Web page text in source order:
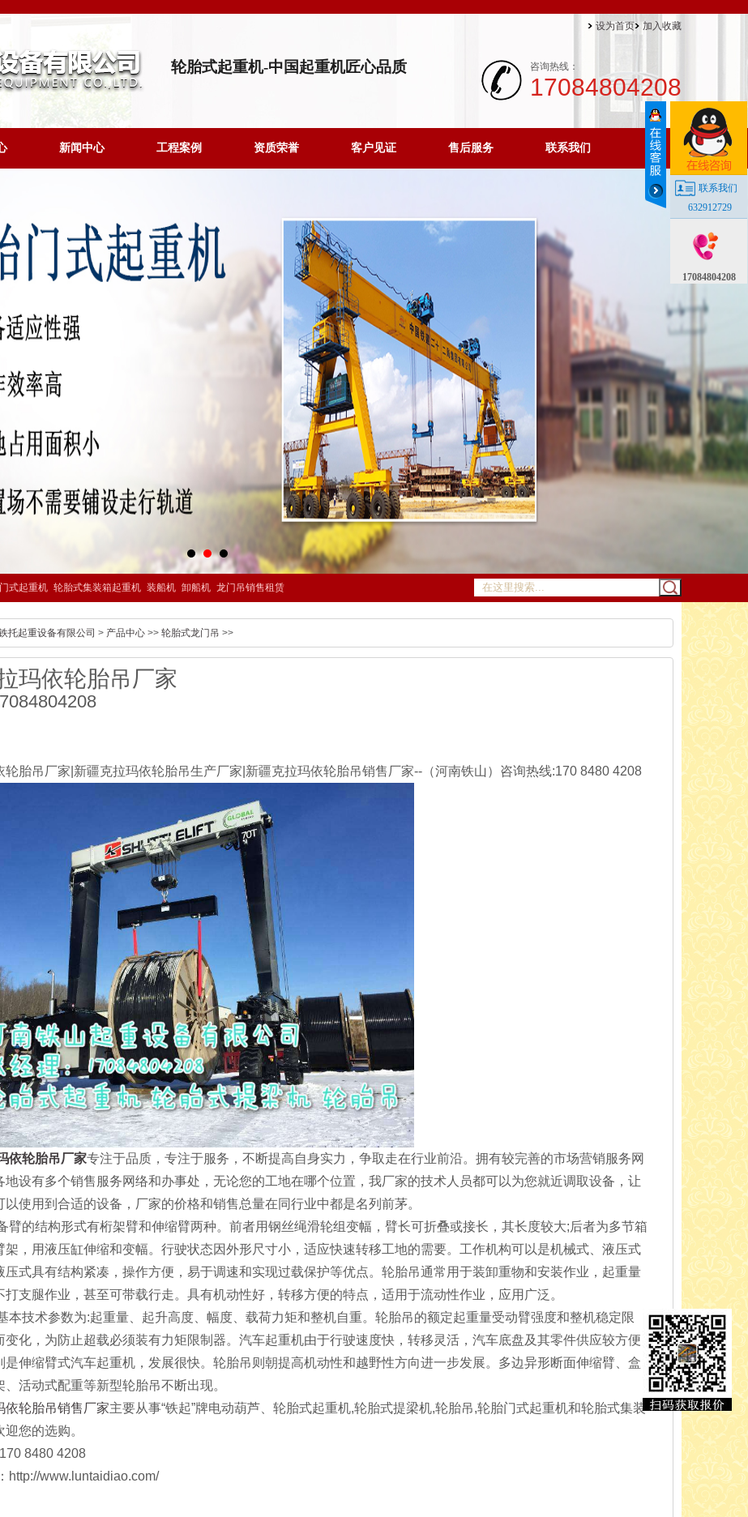
轮胎式起重机-中国起重机匠心品质
设为首页 加入收藏
咨询热线：
17084804208
新闻中心 工程案例 资质荣誉 客户见证 售后服务 联系我们
式起重机 轮胎式集装箱起重机 装船机 卸船机 龙门吊销售租赁
联系我们
632912729
17084804208
托起重设备有限公司 > 产品中心 >> 轮胎式龙门吊 >>
玛依轮胎吊厂家
轮胎吊厂家|新疆克拉玛依轮胎吊生产厂家 |新疆克拉玛依轮胎吊销售厂家--（河南铁山）咨询热线:170 8480 4208
依轮胎吊厂家专注于品质，专注于服务，不断提高自身实力，争取走在行业前沿。拥有较完善的市场营销服务网
地设有多个销售服务网络和办事处，无论您的工地在哪个位置，我厂家的技术人员都可以为您就近调取设备，让
以使用到合适的设备，厂家的价格和销售总量在同行业中都是名列前茅。
的结构形式有桁架臂和伸缩臂两种。前者用钢丝绳滑轮组变幅，臂长可折叠或接长，其长度较大;后者为多节箱
架，用液压缸伸缩和变幅。行驶状态因外形尺寸小，适应快速转移工地的需要。工作机构可以是机械式、液压式
压式具有结构紧凑，操作方便，易于调速和实现过载保护等优点。轮胎吊通常用于装卸重物和安装作业，起重量
打支腿作业，甚至可带载行走。具有机动性好，转移方便的特点，适用于流动性作业，应用广泛。
技术参数为:起重量、起升高度、幅度、载荷力矩和整机自重。轮胎吊的额定起重量受动臂强度和整机稳定限
变化，为防止超载必须装有力矩限制器。汽车起重机由于行驶速度快，转移灵活，汽车底盘及其零件供应较方便
是伸缩臂式汽车起重机，发展很快。轮胎吊则朝提高机动性和越野性方向进一步发展。多边异形断面伸缩臂、盒
、活动式配重等新型轮胎吊不断出现。
依轮胎吊销售厂家主要从事“铁起”牌电动葫芦、轮胎式起重机,轮胎式提梁机,轮胎吊,轮胎门式起重机和轮胎式集装
迎您的选购。
8480 4208
www.luntaidiao.com/